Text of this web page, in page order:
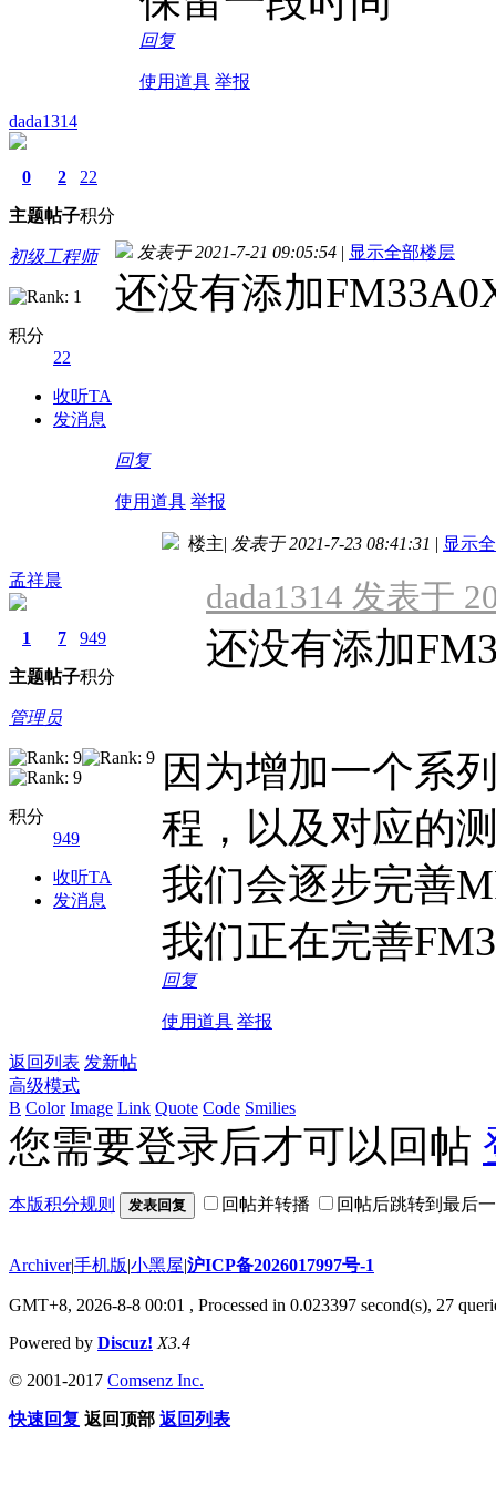
回复
使用道具 举报
dada1314
0
主题
2
帖子
22
积分
初级工程师
积分
22
收听TA
发消息
发表于 2021-7-21 09:05:54 | 显示全部楼层
还没有添加
回复
使用道具 举报
孟祥晨
1
主题
7
帖子
949
积分
管理员
积分
949
收听TA
发消息
楼主| 发表于 2021-7-23 08:41:31 | 显示
dada1314 发表于
还没有添加
因为增加一个系
程，以及对应的
我们会逐步完善
我们正在完善
回复
使用道具 举报
返回列表 发新帖
高级模式
B Color Image Link Quote Code Smilies
您需要登录后才可以回帖
本版积分规则 发表回复 回帖并转播 回帖后跳转到最后
Archiver|手机版|小黑屋|沪ICP备2026017997号-1
GMT+8, 2026-8-8 00:01 , Processed in 0.023397 second(s), 27
Powered by Discuz! X3.4
© 2001-2017 Comsenz Inc.
快速回复 返回顶部 返回列表